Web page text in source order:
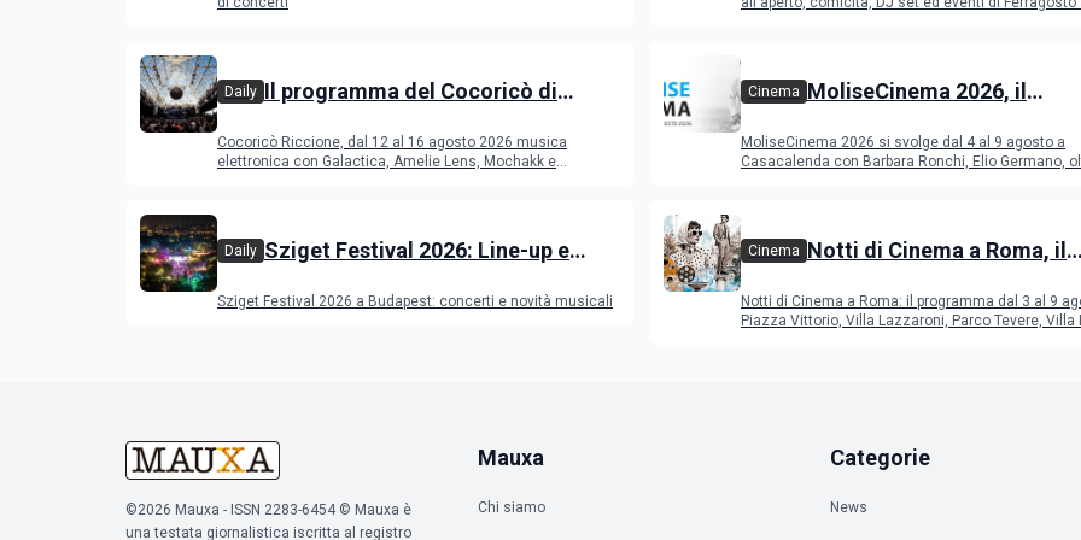
Daily Il programma del Cocoricò di
Cocoricò Riccione, dal 12 al 16 agosto 2026 musica
elettronica con Galactica, Amelie Lens, Mochakk e
Cinema MoliseCinema 2026, il
MoliseCinema 2026 si svolge dal 4 al 9 agosto a
Casacalenda con Barbara Ronchi, Elio Germano,
Daily Sziget Festival 2026: Line-up e
Sziget Festival 2026 a Budapest: concerti e novità musicali
Cinema Notti di Cinema a Roma, il
Notti di Cinema a Roma: il programma dal 3 al 9
Piazza Vittorio, Villa Lazzaroni, Parco Tevere, Villa
©2026 Mauxa - ISSN 2283-6454 © Mauxa è
una testata giornalistica iscritta al registro
Mauxa
Chi siamo
Categorie
News